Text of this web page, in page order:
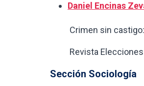
Daniel Encinas
Crimen sin castigo:
Revista Elecciones
Sección Sociología